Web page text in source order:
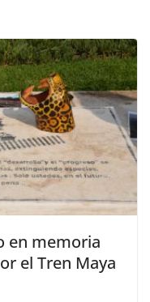
en memoria
el Tren Maya